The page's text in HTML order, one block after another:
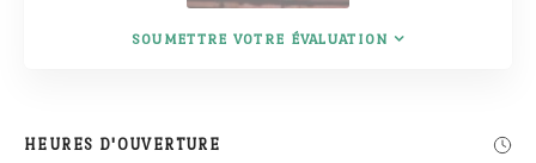
SOUMETTRE VOTRE ÉVALUATION
HEURES D'OUVERTURE